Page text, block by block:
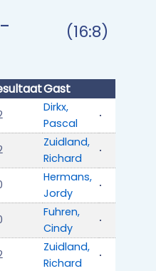
(16:8)
Gast
Dirkx,
Pascal
Zuidland,
Richard
Hermans,
Jordy
Fuhren,
Cindy
Zuidland,
Richard